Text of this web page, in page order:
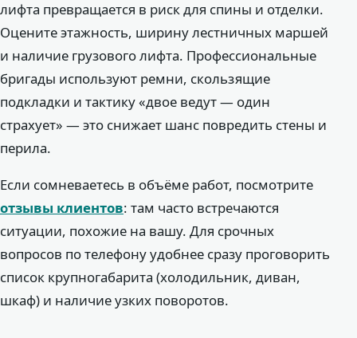
лифта превращается в риск для спины и отделки.
Оцените этажность, ширину лестничных маршей
и наличие грузового лифта. Профессиональные
бригады используют ремни, скользящие
подкладки и тактику «двое ведут — один
страхует» — это снижает шанс повредить стены и
перила.
Если сомневаетесь в объёме работ, посмотрите
отзывы клиентов: там часто встречаются
ситуации, похожие на вашу. Для срочных
вопросов по телефону удобнее сразу проговорить
список крупногабарита (холодильник, диван,
шкаф) и наличие узких поворотов.